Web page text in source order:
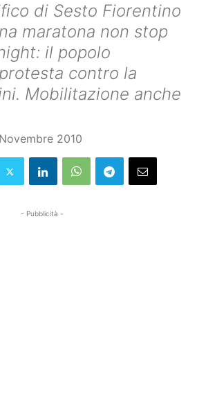
di Sesto Fiorentino
maratona non stop
il popolo
contro la
Mobilitazione anche
2010
- Pubblicità -